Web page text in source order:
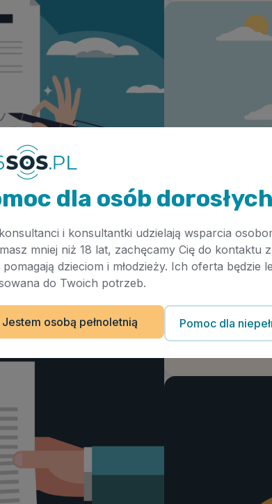
Artykuł
Środki
Data publikacji
dla osób dorosłych
i konsultantki udzielają wsparcia
mniej niż 18 lat, zachęcamy Cię do kontaktu
dzieciom i młodzieży. Ich oferta będzie
do Twoich potrzeb.
Jestem osobą pełnoletnią Pomoc dla